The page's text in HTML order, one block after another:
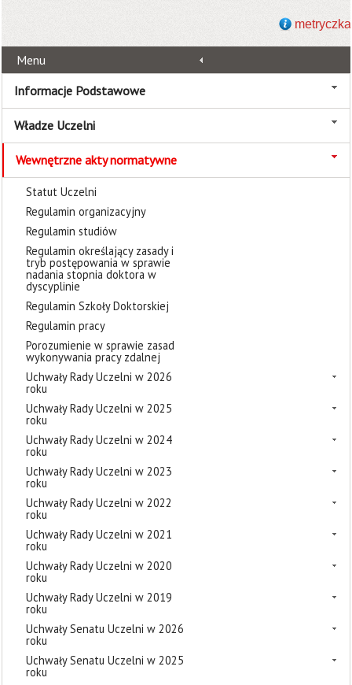
metryczka
Menu
Informacje Podstawowe
Władze Uczelni
Wewnętrzne akty normatywne
Statut Uczelni
Regulamin organizacyjny
Regulamin studiów
Regulamin określający zasady i
tryb postępowania w sprawie
nadania stopnia doktora w
dyscyplinie
Regulamin Szkoły Doktorskiej
Regulamin pracy
Porozumienie w sprawie zasad
wykonywania pracy zdalnej
Uchwały Rady Uczelni w 2026
roku
Uchwały Rady Uczelni w 2025
roku
Uchwały Rady Uczelni w 2024
roku
Uchwały Rady Uczelni w 2023
roku
Uchwały Rady Uczelni w 2022
roku
Uchwały Rady Uczelni w 2021
roku
Uchwały Rady Uczelni w 2020
roku
Uchwały Rady Uczelni w 2019
roku
Uchwały Senatu Uczelni w 2026
roku
Uchwały Senatu Uczelni w 2025
roku